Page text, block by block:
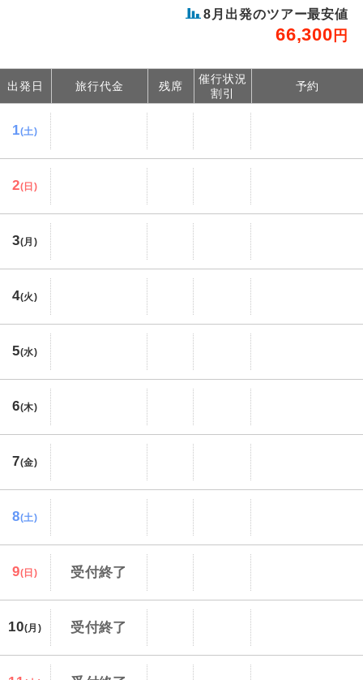
8 月出発のツアー最安値
66,300 円
出発日 旅行代金 残席
催行状況
割引
予約
1(土)
2(日)
3(月)
4(火)
5(水)
6(木)
7(金)
8(土)
9(日) 受付終了
10(月) 受付終了